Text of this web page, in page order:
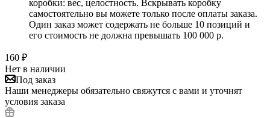
коробки: вес, целостность. Вскрывать коробку
самостоятельно вы можете только после оплаты заказа.
Один заказ может содержать не больше 10 позиций и
его стоимость не должна превышать 100 000 р.
160 ₽
Нет в наличии
Под заказ
Наши менеджеры обязательно свяжутся с вами и уточнят
условия заказа